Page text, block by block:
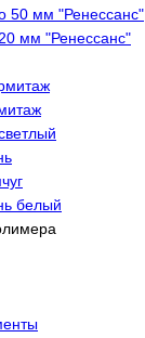
50 мм "Ренессанс"
мм "Ренессанс"
белый